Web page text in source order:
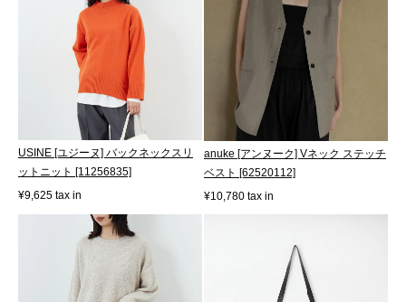
USINE [ユジーヌ] バックネックスリ
ットニット [11256835]
¥9,625 tax in
anuke [アンヌーク] Vネック ステッチ
ベスト [62520112]
¥10,780 tax in